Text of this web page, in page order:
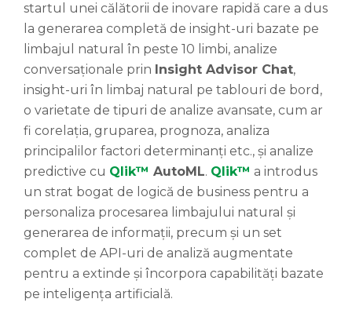
startul unei călătorii de inovare rapidă care a dus
la generarea completă de insight-uri bazate pe
limbajul natural în peste 10 limbi, analize
conversaționale prin Insight Advisor Chat,
insight-uri în limbaj natural pe tablouri de bord,
o varietate de tipuri de analize avansate, cum ar
fi corelația, gruparea, prognoza, analiza
principalilor factori determinanți etc., și analize
predictive cu Qlik™ AutoML. Qlik™ a introdus
un strat bogat de logică de business pentru a
personaliza procesarea limbajului natural și
generarea de informații, precum și un set
complet de API-uri de analiză augmentate
pentru a extinde și încorpora capabilități bazate
pe inteligența artificială.